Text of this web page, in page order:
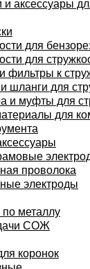
аксессуары
для
для
фильтры к
шланги для
и муфты для
для
проволока
электроды
металлу
СОЖ
коронок